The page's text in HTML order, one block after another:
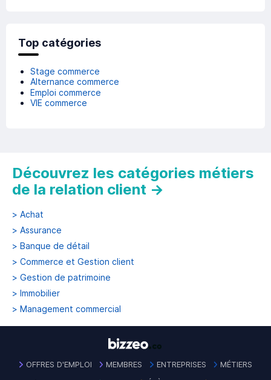
Top catégories
Stage commerce
Alternance commerce
Emploi commerce
VIE commerce
Découvrez les catégories métiers
de la relation client →
> Achat
> Assurance
> Banque de détail
> Commerce et Gestion client
> Gestion de patrimoine
> Immobilier
> Management commercial
OFFRES D'EMPLOI MEMBRES ENTREPRISES
MÉTIERS